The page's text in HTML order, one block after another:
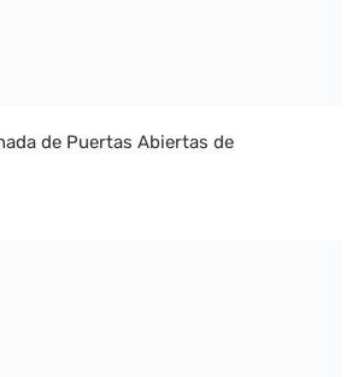
de Puertas Abiertas de